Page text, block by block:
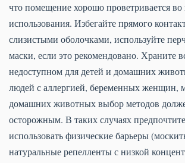
что помещение хорошо проветривается во
использования. Избегайте прямого
слизистыми оболочками, используйте
маски, если это рекомендовано. Храните
недоступном для детей и домашних
людей с аллергией, беременных женщин,
домашних животных выбор методов
осторожным. В таких случаях
использовать физические барьеры
натуральные репелленты с низкой